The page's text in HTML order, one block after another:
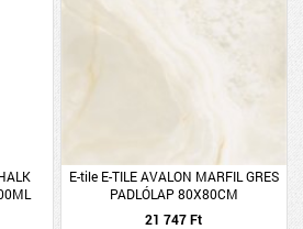
E-tile E-TILE AVALON MARFIL GRES
PADLÓLAP 80X80CM
1,28M2/CSOMAG BÉZS PEI3 &lt;R9
21 747 Ft